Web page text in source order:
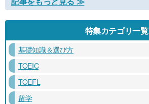
特集カテゴリ一覧
基礎知識＆選び方
TOEIC
TOEFL
留学